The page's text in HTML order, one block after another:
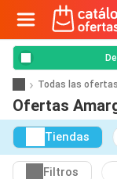
Todas las ofertas
Ofertas
Tiendas
Filtros